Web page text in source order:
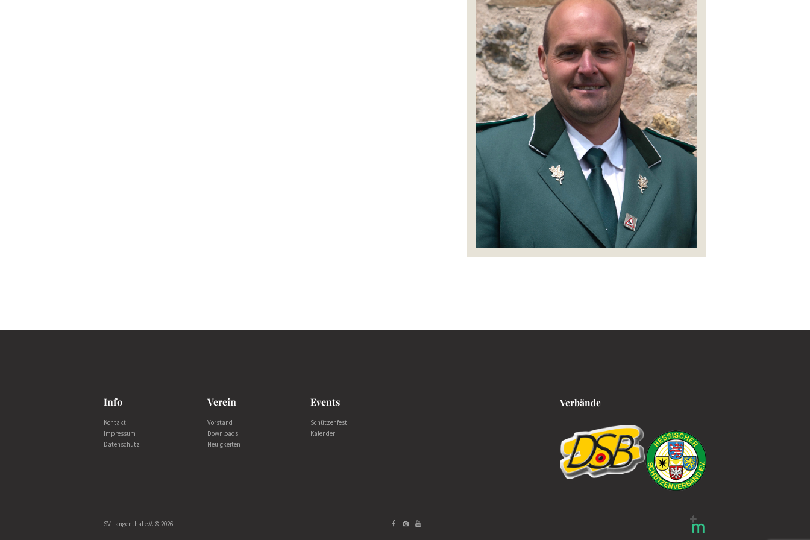
Info
Kontakt
Impressum
Datenschutz
Verein
Vorstand
Downloads
Neuigkeiten
Events
Schützenfest
Kalender
Verbände
SV Langenthal e.V. © 2026